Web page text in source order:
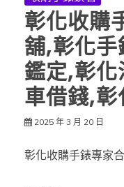
彰化收購
舖,彰化
鑑定,彰
車借錢,
2025 年 3 月 20 日
彰化收購手錶專家